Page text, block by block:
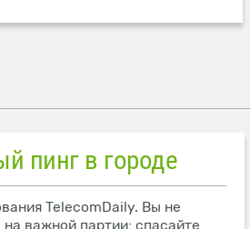
пинг в городе
TelecomDaily. Вы не
важной партии: спасайте